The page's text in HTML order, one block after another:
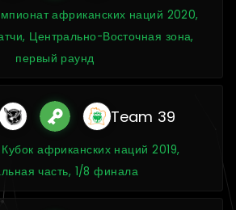
африканских наций 2020,
Центрально-Восточная зона,
первый раунд
Team 39
Кубок африканских наций 2019,
часть, 1/8 финала